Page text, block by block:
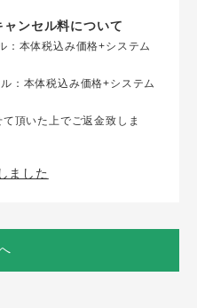
ンセル料について
：本体税込み価格+システム
：本体税込み価格+システム
頂いた上でご返金致しま
ました